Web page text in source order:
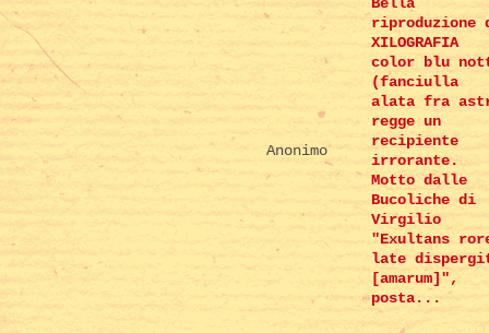
Anonimo
riproduzione
XILOGRAFIA
color blu
(fanciulla
alata fra
regge un
recipiente
irrorante.
Motto dalle
Bucoliche di
Virgilio
"Exultans
late
[amarum]",
posta...